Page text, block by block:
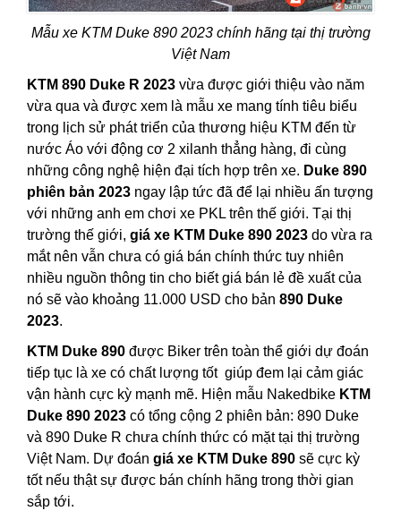
Mẫu xe KTM Duke 890 2023 chính hãng tại thị trường
Việt Nam
KTM 890 Duke R 2023 vừa được giới thiệu vào năm
vừa qua và được xem là mẫu xe mang tính tiêu biểu
trong lịch sử phát triển của thương hiệu KTM đến từ
nước Áo với động cơ 2 xilanh thẳng hàng, đi cùng
những công nghệ hiện đại tích hợp trên xe. Duke 890
phiên bản 2023 ngay lập tức đã để lại nhiều ấn tượng
với những anh em chơi xe PKL trên thế giới. Tại thị
trường thế giới, giá xe KTM Duke 890 2023 do vừa ra
mắt nên vẫn chưa có giá bán chính thức tuy nhiên
nhiều nguồn thông tin cho biết giá bán lẻ đề xuất của
nó sẽ vào khoảng 11.000 USD cho bản 890 Duke
2023.
KTM Duke 890 được Biker trên toàn thể giới dự đoán
tiếp tục là xe có chất lượng tốt giúp đem lại cảm giác
vận hành cực kỳ mạnh mẽ. Hiện mẫu Nakedbike KTM
Duke 890 2023 có tổng cộng 2 phiên bản: 890 Duke
và 890 Duke R chưa chính thức có mặt tại thị trường
Việt Nam. Dự đoán giá xe KTM Duke 890 sẽ cực kỳ
tốt nếu thật sự được bán chính hãng trong thời gian
sắp tới.